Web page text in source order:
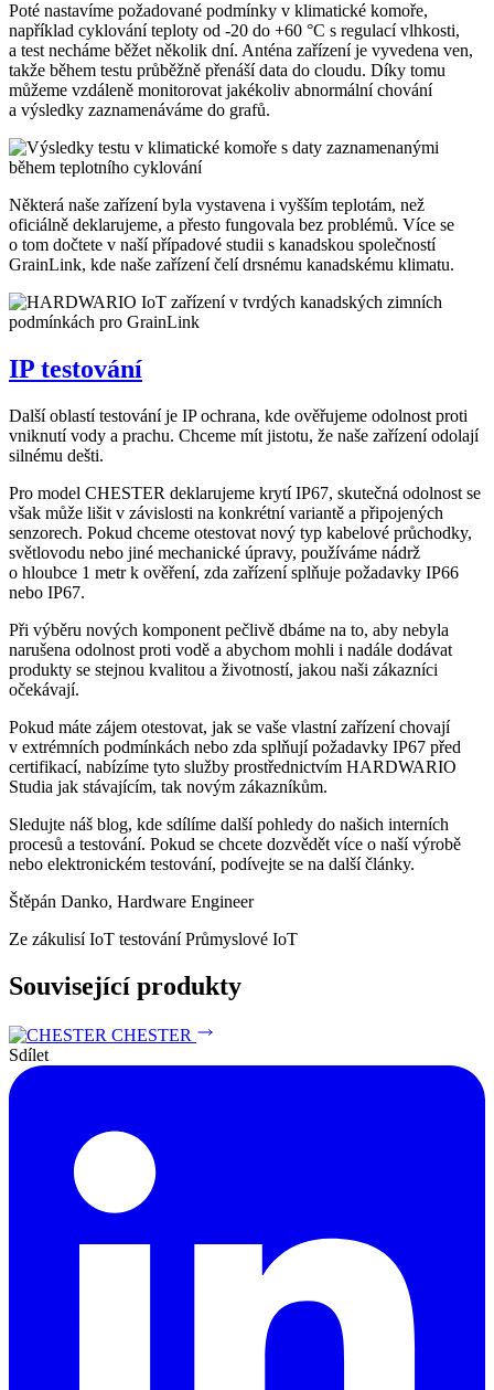
Poté nastavíme požadované podmínky v klimatické komoře,
například cyklování teploty od -20 do +60 °C s regulací vlhkosti,
a test necháme běžet několik dní. Anténa zařízení je vyvedena ven,
takže během testu průběžně přenáší data do cloudu. Díky tomu
můžeme vzdáleně monitorovat jakékoliv abnormální chování
a výsledky zaznamenáváme do grafů.
Některá naše zařízení byla vystavena i vyšším teplotám, než
oficiálně deklarujeme, a přesto fungovala bez problémů. Více se
o tom dočtete v naší případové studii s kanadskou společností
GrainLink, kde naše zařízení čelí drsnému kanadskému klimatu.
IP testování
Další oblastí testování je IP ochrana, kde ověřujeme odolnost proti
vniknutí vody a prachu. Chceme mít jistotu, že naše zařízení odolají
silnému dešti.
Pro model CHESTER deklarujeme krytí IP67, skutečná odolnost se
však může lišit v závislosti na konkrétní variantě a připojených
senzorech. Pokud chceme otestovat nový typ kabelové průchodky,
světlovodu nebo jiné mechanické úpravy, používáme nádrž
o hloubce 1 metr k ověření, zda zařízení splňuje požadavky IP66
nebo IP67.
Při výběru nových komponent pečlivě dbáme na to, aby nebyla
narušena odolnost proti vodě a abychom mohli i nadále dodávat
produkty se stejnou kvalitou a životností, jakou naši zákazníci
očekávají.
Pokud máte zájem otestovat, jak se vaše vlastní zařízení chovají
v extrémních podmínkách nebo zda splňují požadavky IP67 před
certifikací, nabízíme tyto služby prostřednictvím HARDWARIO
Studia jak stávajícím, tak novým zákazníkům.
Sledujte náš blog, kde sdílíme další pohledy do našich interních
procesů a testování. Pokud se chcete dozvědět více o naší výrobě
nebo elektronickém testování, podívejte se na další články.
Štěpán Danko, Hardware Engineer
Ze zákulisíIoT testováníPrůmyslové IoT
Související produkty
CHESTER
Sdílet